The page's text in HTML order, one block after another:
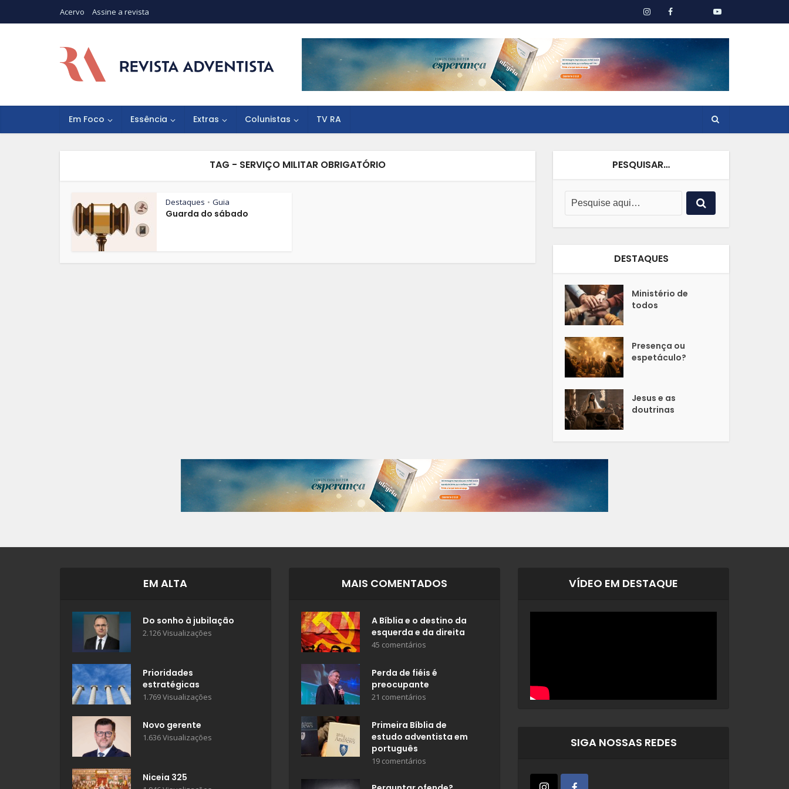
Acervo Assine a revista
Em Foco Essência Extras Colunistas TV RA
TAG - SERVIÇO MILITAR OBRIGATÓRIO
Destaques • Guia
Guarda do sábado
PESQUISAR…
DESTAQUES
Ministério de
todos
Presença ou
espetáculo?
Jesus e as
doutrinas
EM ALTA
Do sonho à jubilação
2.126 Visualizações
Prioridades
estratégicas
1.769 Visualizações
Novo gerente
1.636 Visualizações
Niceia 325
MAIS COMENTADOS
A Bíblia e o destino da
esquerda e da direita
45 comentários
Perda de fiéis é
preocupante
21 comentários
Primeira Bíblia de
estudo adventista em
português
19 comentários
VÍDEO EM DESTAQUE
SIGA NOSSAS REDES